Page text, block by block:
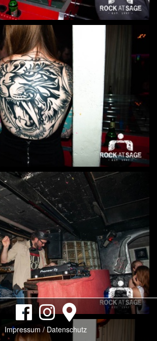
Impressum / Datenschutz